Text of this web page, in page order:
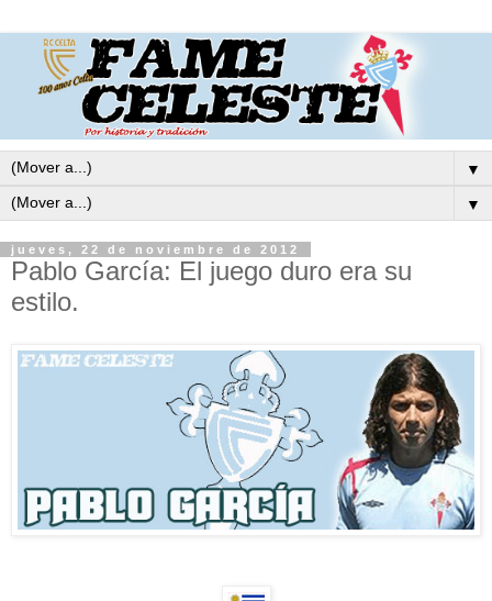
▼
▼
jueves, 22 de noviembre de 2012
Pablo García: El juego duro era su
estilo.